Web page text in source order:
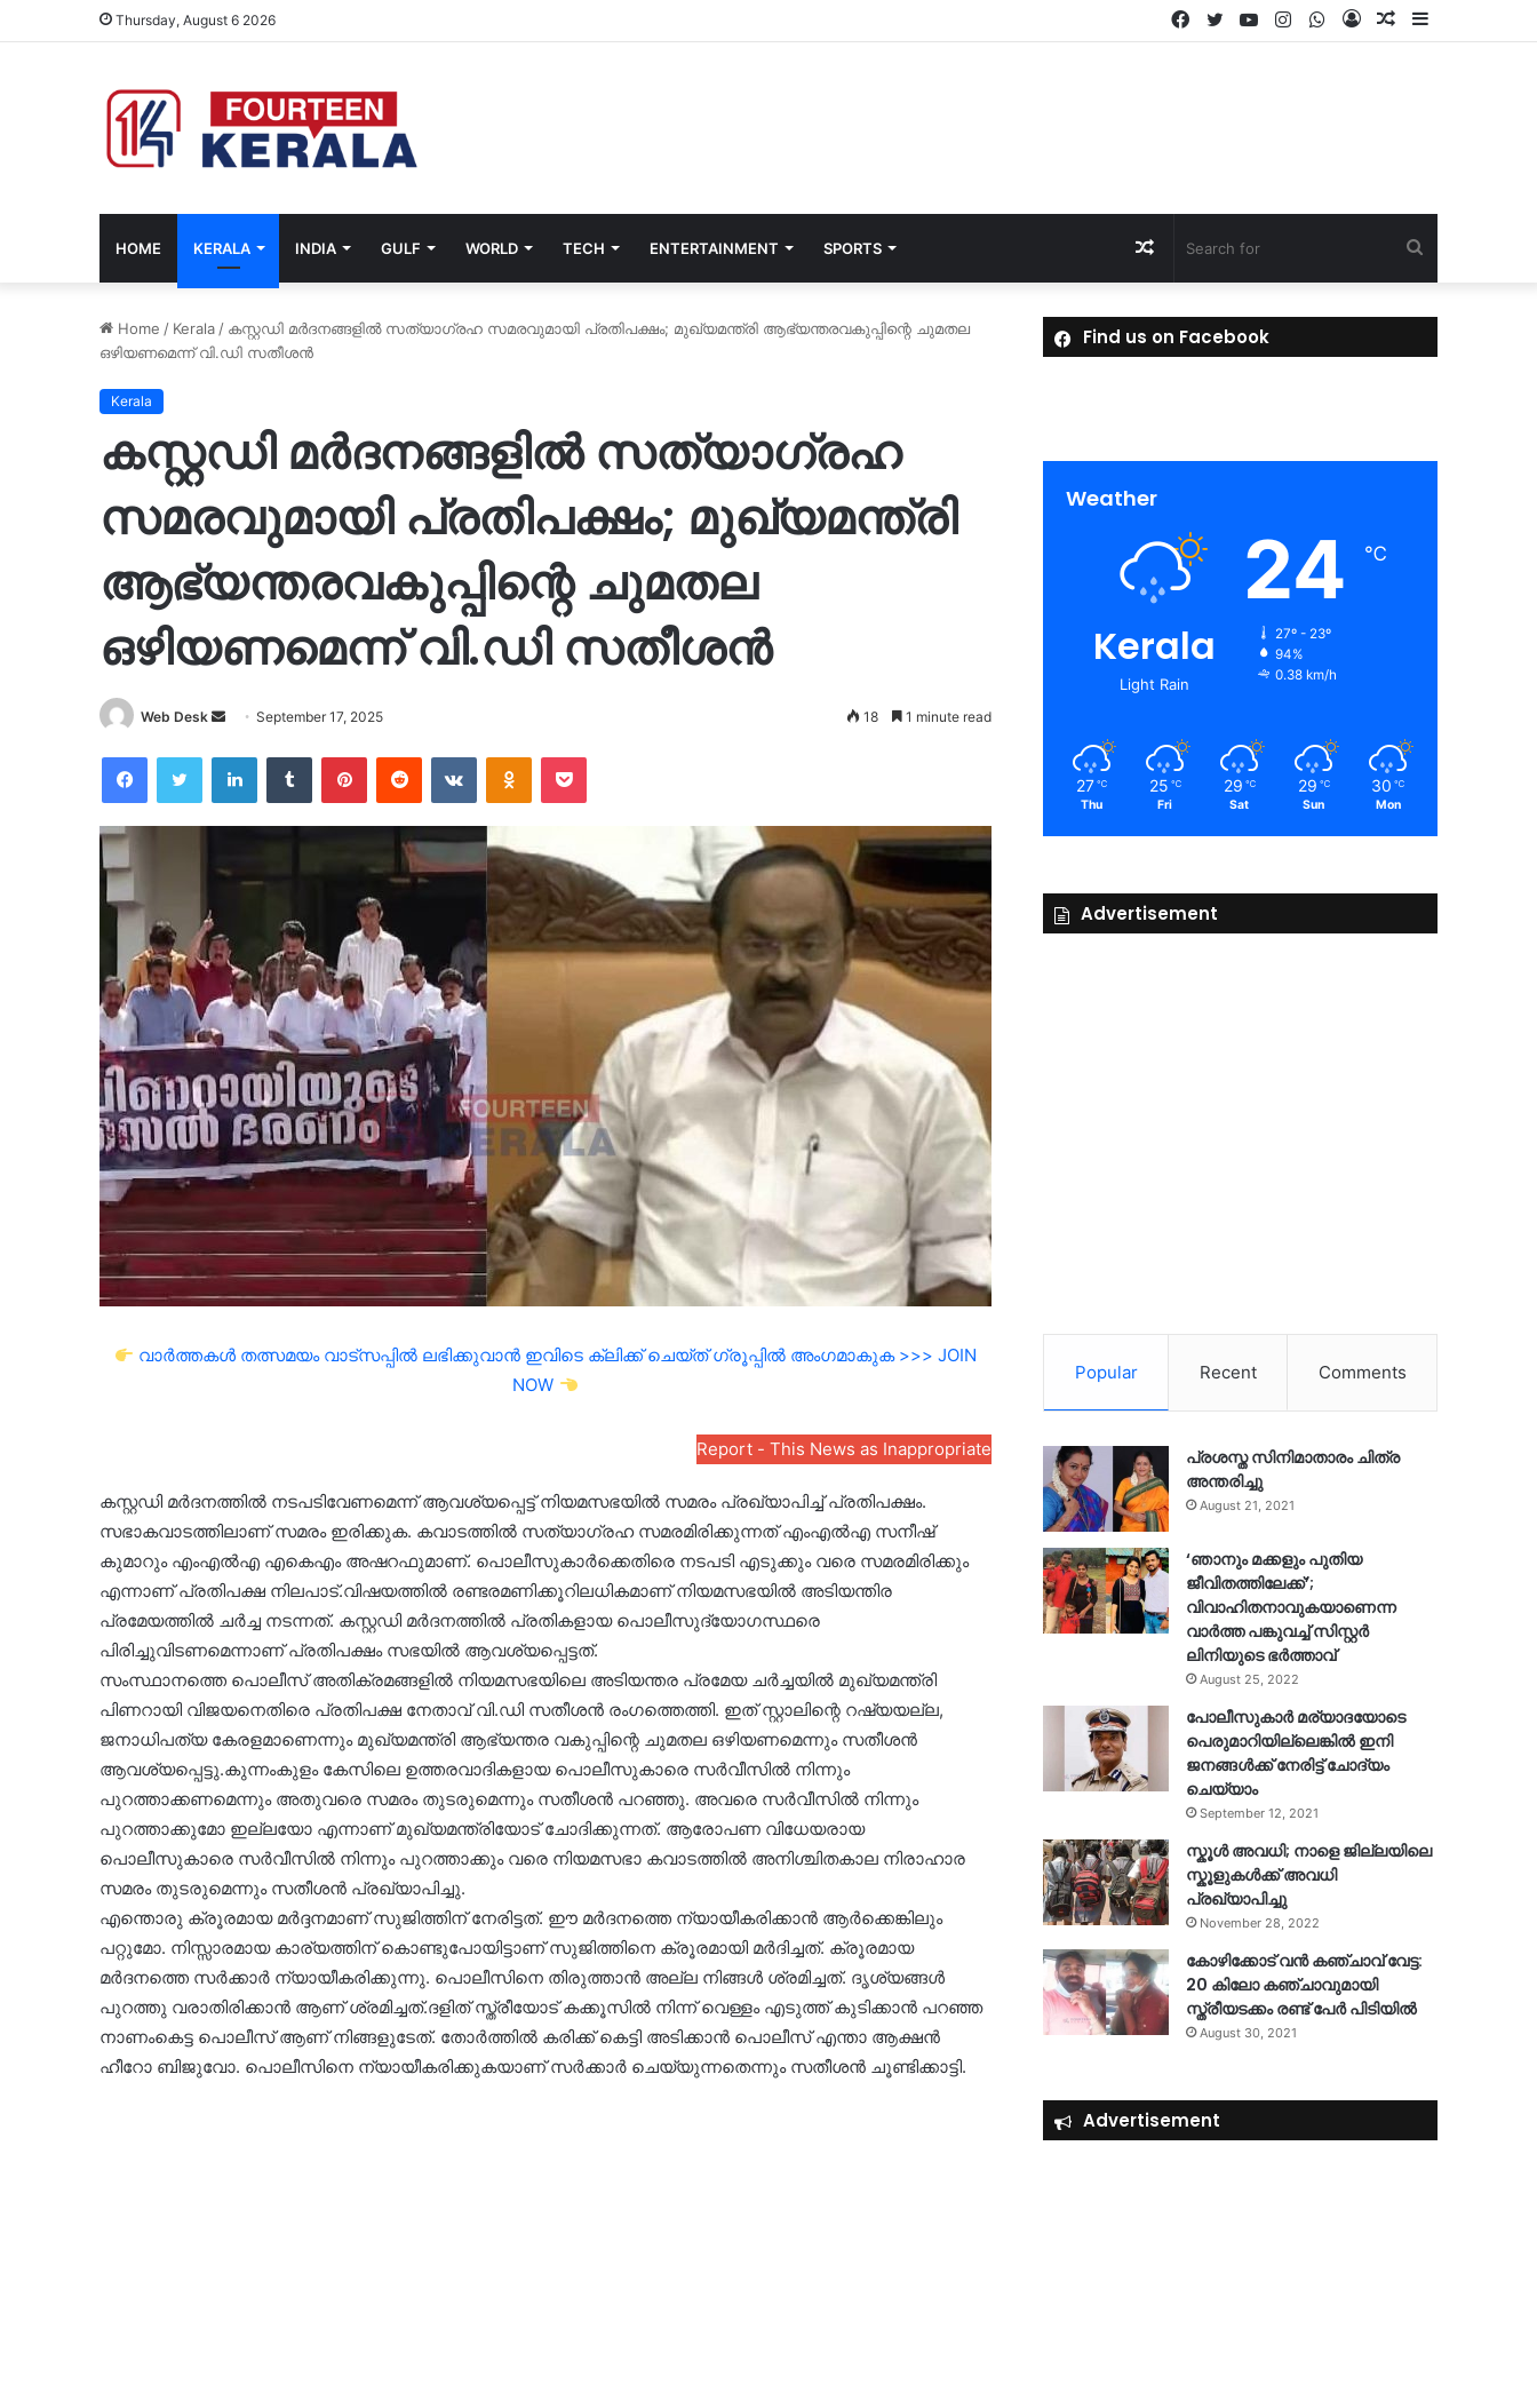
Thursday, August 6 2026 Sidebar
Random
Log
WhatsApp
Instagram
YouTube
Twitter
Facebook
HOME KERALA INDIA GULF WORLD TECH ENTERTAINMENT SPORTS
for
Random
Article
Home / Kerala / കസ്റ്റഡി മർദനങ്ങളിൽ സത്യാഗ്രഹ സമരവുമായി പ്രതിപക്ഷം; മുഖ്യമന്ത്രി ആഭ്യന്തരവകുപ്പിന്റെ ചുമതല
ഒഴിയണമെന്ന് വി.ഡി സതീശൻ
Kerala
കസ്റ്റഡി മർദനങ്ങളിൽ സത്യാഗ്രഹ
സമരവുമായി പ്രതിപക്ഷം; മുഖ്യമന്ത്രി
ആഭ്യന്തരവകുപ്പിന്റെ ചുമതല
ഒഴിയണമെന്ന് വി.ഡി സതീശൻ
Web Desk
Send
email
September 17, 2025 18 1 minute read
FacebookTwitter LinkedInTumblr PinterestReddit VKontakteOdnoklassniki
Pocket
വാർത്തകൾ തത്സമയം വാട്സപ്പിൽ ലഭിക്കുവാൻ ഇവിടെ ക്ലിക്ക് ചെയ്ത് ഗ്രൂപ്പിൽ അംഗമാകുക >>> JOIN
NOW
Report - This News as Inappropriate
കസ്റ്റഡി മര്‍ദനത്തില്‍ നടപടിവേണമെന്ന് ആവശ്യപ്പെട്ട് നിയമസഭയില്‍ സമരം പ്രഖ്യാപിച്ച് പ്രതിപക്ഷം.
സഭാകവാടത്തിലാണ് സമരം ഇരിക്കുക. കവാടത്തില്‍ സത്യാഗ്രഹ സമരമിരിക്കുന്നത് എംഎല്‍എ സനീഷ്
കുമാറും എംഎല്‍എ എകെഎം അഷറഫുമാണ്. പൊലീസുകാര്‍ക്കെതിരെ നടപടി എടുക്കും വരെ സമരമിരിക്കും
എന്നാണ് പ്രതിപക്ഷ നിലപാട്.വിഷയത്തില്‍ രണ്ടരമണിക്കൂറിലധികമാണ് നിയമസഭയില്‍ അടിയന്തിര
പ്രമേയത്തില്‍ ചര്‍ച്ച നടന്നത്. കസ്റ്റഡി മര്‍ദനത്തില്‍ പ്രതികളായ പൊലീസുദ്യോഗസ്ഥരെ
പിരിച്ചുവിടണമെന്നാണ് പ്രതിപക്ഷം സഭയില്‍ ആവശ്യപ്പെട്ടത്.
സംസ്ഥാനത്തെ പൊലീസ് അതിക്രമങ്ങളിൽ നിയമസഭയിലെ അടിയന്തര പ്രമേയ ചര്‍ച്ചയില്‍ മുഖ്യമന്ത്രി
പിണറായി വിജയനെതിരെ പ്രതിപക്ഷ നേതാവ് വി.ഡി സതീശൻ രംഗത്തെത്തി. ഇത് സ്റ്റാലിന്റെ റഷ്യയല്ല,
ജനാധിപത്യ കേരളമാണെന്നും മുഖ്യമന്ത്രി ആഭ്യന്തര വകുപ്പിന്റെ ചുമതല ഒഴിയണമെന്നും സതീശൻ
ആവശ്യപ്പെട്ടു.കുന്നംകുളം കേസിലെ ഉത്തരവാദികളായ പൊലീസുകാരെ സർവീസിൽ നിന്നും
പുറത്താക്കണമെന്നും അതുവരെ സമരം തുടരുമെന്നും സതീശൻ പറഞ്ഞു. അവരെ സർവീസിൽ നിന്നും
പുറത്താക്കുമോ ഇല്ലയോ എന്നാണ് മുഖ്യമന്ത്രിയോട് ചോദിക്കുന്നത്. ആരോപണ വിധേയരായ
പൊലീസുകാരെ സർവീസിൽ നിന്നും പുറത്താക്കും വരെ നിയമസഭാ കവാടത്തിൽ അനിശ്ചിതകാല നിരാഹാര
സമരം തുടരുമെന്നും സതീശന്‍ പ്രഖ്യാപിച്ചു.
എന്തൊരു ക്രൂരമായ മർദ്ദനമാണ് സുജിത്തിന് നേരിട്ടത്. ഈ മർ​ദനത്തെ ന്യായീകരിക്കാൻ ആർക്കെങ്കിലും
പറ്റുമോ. നിസ്സാരമായ കാര്യത്തിന് കൊണ്ടുപോയിട്ടാണ് സുജിത്തിനെ ക്രൂരമായി മർദിച്ചത്. ക്രൂരമായ
മർദനത്തെ സർക്കാർ ന്യായീകരിക്കുന്നു. പൊലീസിനെ തിരുത്താൻ അല്ല നിങ്ങൾ ശ്രമിച്ചത്. ദൃശ്യങ്ങൾ
പുറത്തു വരാതിരിക്കാൻ ആണ് ശ്രമിച്ചത്.ദളിത് സ്ത്രീയോട് കക്കൂസിൽ നിന്ന് വെള്ളം എടുത്ത് കുടിക്കാൻ പറഞ്ഞ
നാണംകെട്ട പൊലീസ് ആണ് നിങ്ങളുടേത്. തോർത്തിൽ കരിക്ക് കെട്ടി അടിക്കാൻ പൊലീസ് എന്താ ആക്ഷൻ
ഹീറോ ബിജുവോ. പൊലീസിനെ ന്യായീകരിക്കുകയാണ് സർക്കാർ ചെയ്യുന്നതെന്നും സതീശൻ ചൂണ്ടിക്കാട്ടി.
Find us on Facebook
Weather
Kerala
Light Rain
24 ℃
27º - 23º
94%
0.38 km/h
27 ℃
Thu
25 ℃
Fri
29 ℃
Sat
29 ℃
Sun
30 ℃
Mon
Advertisement
Popular Recent Comments
പ്രശസ്ത സിനിമാതാരം ചിത്ര
അന്തരിച്ചു
August 21, 2021
‘ഞാനും മക്കളും പുതിയ
ജീവിതത്തിലേക്ക്’;
വിവാഹിതനാവുകയാണെന്ന
വാർത്ത പങ്കുവച്ച് സിസ്റ്റർ
ലിനിയുടെ ഭർത്താവ്
August 25, 2022
പോലീസുകാര്‍ മര്യാദയോടെ
പെരുമാറിയില്ലെങ്കില്‍ ഇനി
ജനങ്ങള്‍ക്ക് നേരിട്ട് ചോദ്യം
ചെയ്യാം
September 12, 2021
സ്കൂൾ അവധി; നാളെ ജില്ലയിലെ
സ്കൂളുകൾക്ക് അവധി
പ്രഖ്യാപിച്ചു
November 28, 2022
കോഴിക്കോട് വൻ കഞ്ചാവ് വേട്ട:
20 കിലോ കഞ്ചാവുമായി
സ്ത്രീയടക്കം രണ്ട് പേർ പിടിയിൽ
August 30, 2021
Advertisement